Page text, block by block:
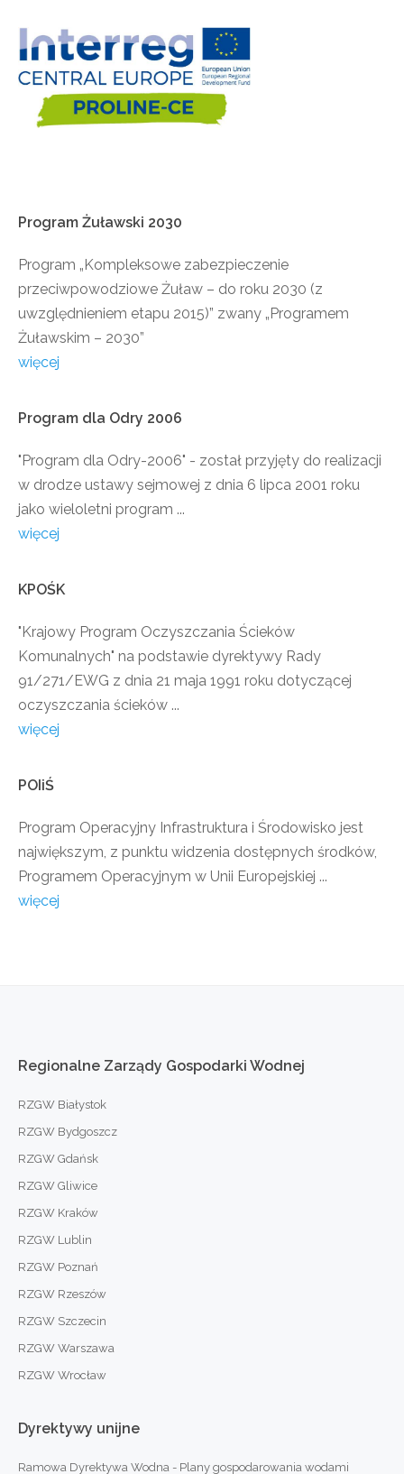
Program Żuławski 2030
Program „Kompleksowe zabezpieczenie
przeciwpowodziowe Żuław – do roku 2030 (z
uwzględnieniem etapu 2015)” zwany „Programem
Żuławskim – 2030”
więcej
Program dla Odry 2006
"Program dla Odry-2006" - został przyjęty do realizacji
w drodze ustawy sejmowej z dnia 6 lipca 2001 roku
jako wieloletni program ...
więcej
KPOŚK
"Krajowy Program Oczyszczania Ścieków
Komunalnych" na podstawie dyrektywy Rady
91/271/EWG z dnia 21 maja 1991 roku dotyczącej
oczyszczania ścieków ...
więcej
POIiŚ
Program Operacyjny Infrastruktura i Środowisko jest
największym, z punktu widzenia dostępnych środków,
Programem Operacyjnym w Unii Europejskiej ...
więcej
Regionalne Zarządy Gospodarki Wodnej
RZGW Białystok
RZGW Bydgoszcz
RZGW Gdańsk
RZGW Gliwice
RZGW Kraków
RZGW Lublin
RZGW Poznań
RZGW Rzeszów
RZGW Szczecin
RZGW Warszawa
RZGW Wrocław
Dyrektywy unijne
Ramowa Dyrektywa Wodna - Plany gospodarowania wodami